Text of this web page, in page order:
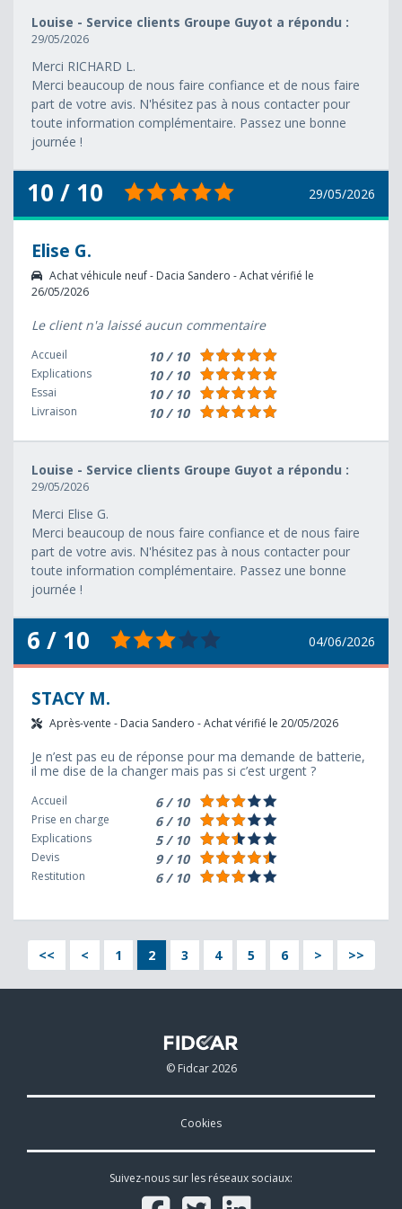
Louise - Service clients Groupe Guyot a répondu :
29/05/2026
Merci RICHARD L.
Merci beaucoup de nous faire confiance et de nous faire
part de votre avis. N'hésitez pas à nous contacter pour
toute information complémentaire. Passez une bonne
journée !
10 / 10 29/05/2026
Elise G.
Achat véhicule neuf - Dacia Sandero - Achat vérifié le
26/05/2026
Le client n'a laissé aucun commentaire
Accueil 10 / 10
Explications 10 / 10
Essai 10 / 10
Livraison 10 / 10
Louise - Service clients Groupe Guyot a répondu :
29/05/2026
Merci Elise G.
Merci beaucoup de nous faire confiance et de nous faire
part de votre avis. N'hésitez pas à nous contacter pour
toute information complémentaire. Passez une bonne
journée !
6 / 10 04/06/2026
STACY M.
Après-vente - Dacia Sandero - Achat vérifié le 20/05/2026
Je n’est pas eu de réponse pour ma demande de batterie,
il me dise de la changer mais pas si c’est urgent ?
Accueil 6 / 10
Prise en charge 6 / 10
Explications 5 / 10
Devis 9 / 10
Restitution 6 / 10
<< < 1 2 3 4 5 6 > >>
© Fidcar 2026
Cookies
Suivez-nous sur les réseaux sociaux: